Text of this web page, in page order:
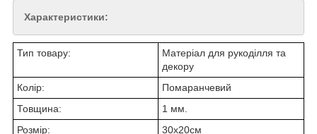
Характеристики:
Тип товару:
Матеріал для рукоділля та
декору
Колір:
Помаранчевий
Товщина:
1 мм.
Розмір:
30х20см